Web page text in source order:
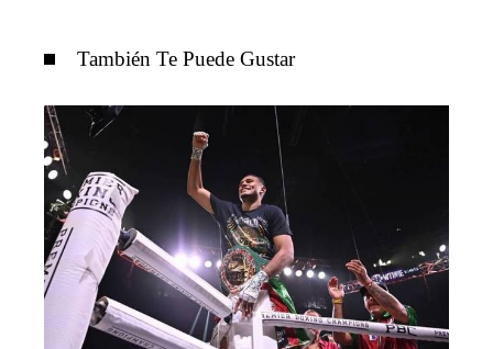
También Te Puede Gustar